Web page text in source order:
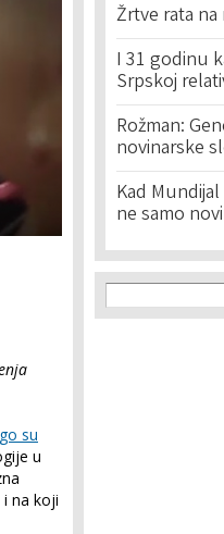
su
u
na koji
Žrtve rata
I 31 godinu
Srpskoj
Rožman:
novinarske
Kad
ne samo
Search
Search